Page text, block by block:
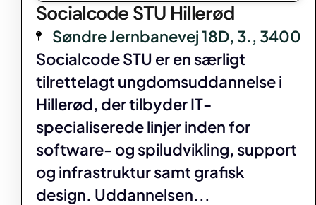
Socialcode STU Hillerød
Søndre Jernbanevej 18D, 3., 3400
Socialcode STU er en særligt
tilrettelagt ungdomsuddannelse i
Hillerød, der tilbyder IT-
specialiserede linjer inden for
software- og spiludvikling, support
og infrastruktur samt grafisk
design. Uddannelsen...